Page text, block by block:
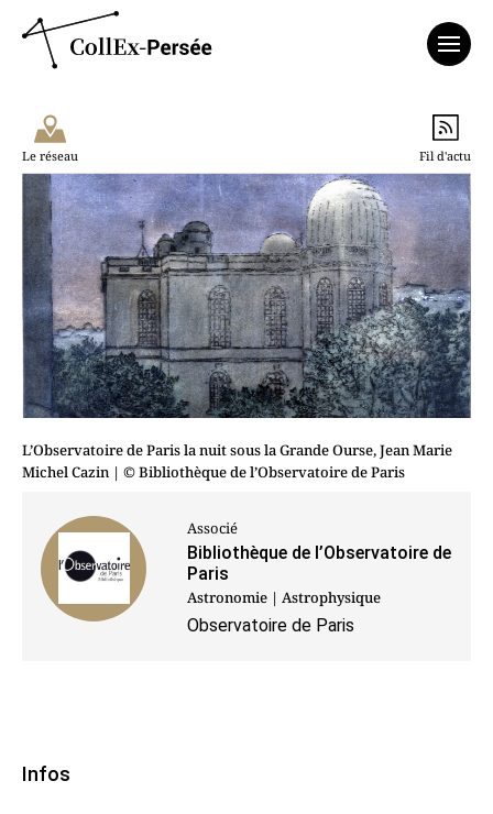
Le réseau Fil d'actu
L’Observatoire de Paris la nuit sous la Grande Ourse, Jean Marie
Michel Cazin | © Bibliothèque de l’Observatoire de Paris
Associé
Bibliothèque de l’Observatoire de
Paris
Astronomie | Astrophysique
Observatoire de Paris
Infos